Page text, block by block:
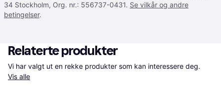
34 Stockholm, Org. nr.: 556737-0431. Se vilkår og andre
betingelser.
Relaterte produkter
Vis alle